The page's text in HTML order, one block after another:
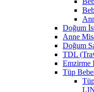
Doğum
Anne
Doğum
TDL
Emzirme
Tüp